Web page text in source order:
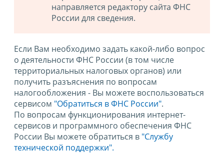
направляется редактору сайта ФНС
России для сведения.
Если Вам необходимо задать какой-либо вопрос
о деятельности ФНС России (в том числе
территориальных налоговых органов) или
получить разъяснения по вопросам
налогообложения - Вы можете воспользоваться
сервисом "Обратиться в ФНС России".
По вопросам функционирования интернет-
сервисов и программного обеспечения ФНС
России Вы можете обратиться в "Службу
технической поддержки".